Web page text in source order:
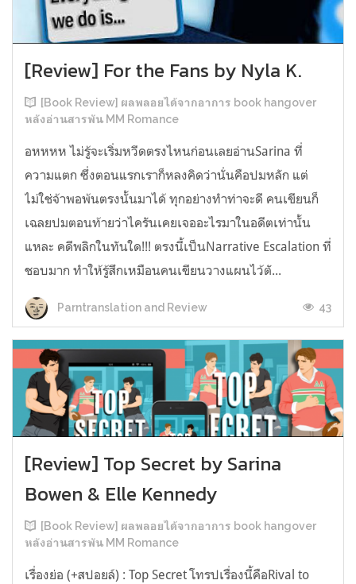
[Review] For the Fans by Nyla K.
[Book Review] ผลพลอยได้จากอาการ book hangover
หลังอ่านสารพัน MM Romance
อหหหห ไม่รู้จะเริ่มหวีดตรงไหนก่อนเลยอ่านSarina ที่
ความแตก ซึ่งตอนแรกเราก็หลงคิดว่านั่นคือปมหลัก แต่
ไม่ใช่จ้าพอพ้นตรงนั้นมาได้ ทุกอย่างทำท่าจะดี คนเขียนก็
เฉลยปมตอนท้ายว่าไครันเคยเจออะไรมาในอดีตเท่านั้น
แหละ คดีพลิกในทันใด!!! ตรงนี้เป็นNarrative Escalation ที่
ชอบมาก ทำให้รู้สึกเหมือนคนเขียนวางแผนไว้ตั...
Parntranslation and Review 43
[Review] Top Secret by Sarina
Bowen & Elle Kennedy
[Book Review] ผลพลอยได้จากอาการ book hangover
หลังอ่านสารพัน MM Romance
เรื่องย่อ (+สปอยล์) : Top Secret โทรปเรื่องนี้คือRival to